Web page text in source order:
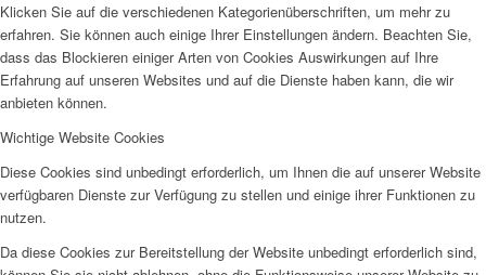
Klicken Sie auf die verschiedenen Kategorienüberschriften, um mehr zu
erfahren. Sie können auch einige Ihrer Einstellungen ändern. Beachten Sie,
dass das Blockieren einiger Arten von Cookies Auswirkungen auf Ihre
Erfahrung auf unseren Websites und auf die Dienste haben kann, die wir
anbieten können.
Wichtige Website Cookies
Diese Cookies sind unbedingt erforderlich, um Ihnen die auf unserer Website
verfügbaren Dienste zur Verfügung zu stellen und einige ihrer Funktionen zu
nutzen.
Da diese Cookies zur Bereitstellung der Website unbedingt erforderlich sind,